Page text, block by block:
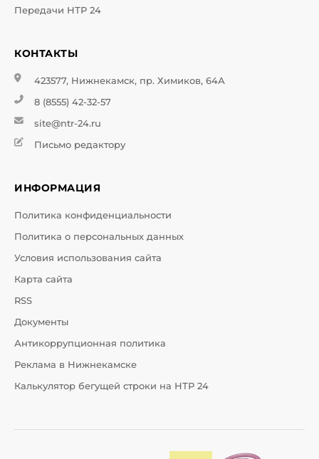
Передачи НТР 24
КОНТАКТЫ
423577, Нижнекамск, пр. Химиков, 64А
8 (8555) 42-32-57
site@ntr-24.ru
Письмо редактору
ИНФОРМАЦИЯ
Политика конфиденциальности
Политика о персональных данных
Условия использования сайта
Карта сайта
RSS
Документы
Антикоррупционная политика
Реклама в Нижнекамске
Калькулятор бегущей строки на НТР 24